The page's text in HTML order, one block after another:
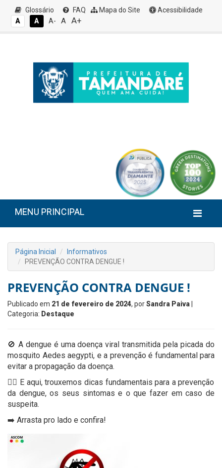
Glossário FAQ Mapa do Site
Acessibilidade
A
A A- A A+
MENU PRINCIPAL
Página Inicial
Informativos
PREVENÇÃO CONTRA DENGUE !
PREVENÇÃO CONTRA DENGUE !
Publicado em 21 de fevereiro de 2024, porSandra Paiva
Categoria: Destaque
🚫 A dengue é uma doença viral transmitida pela picada do
mosquito Aedes aegypti, e a prevenção é fundamental para
evitar a propagação da doença.
👉🏻 E aqui, trouxemos dicas fundamentais para a prevenção
da dengue, os seus sintomas e o que fazer em caso de
suspeita.
➡️ Arrasta pro lado e confira!